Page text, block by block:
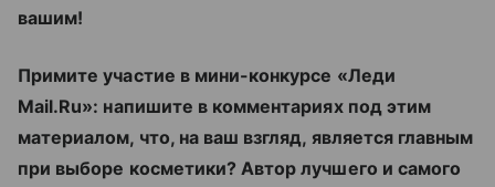
вашим!
Примите участие в мини-конкурсе «Леди
Mail.Ru»: напишите в комментариях под этим
материалом, что, на ваш взгляд, является главным
при выборе косметики? Автор лучшего и самого